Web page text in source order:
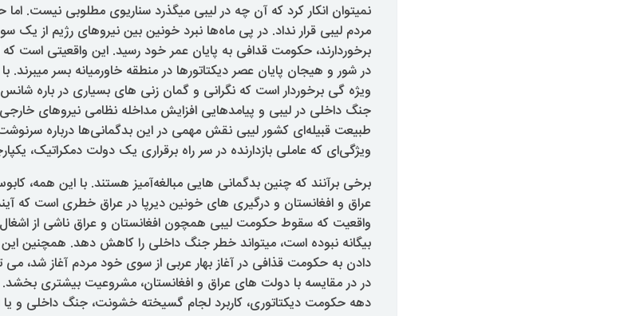
نمیتوان انکار کرد که آن چه در لیبی میگذرد سناریوی مطلوبی نیست.
مردم لیبی قرار نداد. در پی ماه‌ها نبرد خونین بین نیروهای رژیم از یک سو
برخوردارند، حکومت قدافی به پایان عمر خود رسید. این واقعیتی است
در شور و هیجان پایان عصر دیکتاتورها در منطقه خاورمیانه بسر میبرند.
ویژه گی برخوردار است که نگرانی و گمان زنی های بسیاری در باره
جنگ داخلی در لیبی و پیامدهایی افزایش مداخله نظامی نیروهای خارجی
طبیعت قبیله‌ای کشور لیبی نقش مهمی در این بدگمانی‌ها درباره
ویژگی‌ای که عاملی بازدارنده در سر راه برقراری یک دولت دمکراتیک،
برخی برآنند که چنین بدگمانی هایی مبالغه‌آمیز هستند. با این همه،
عراق و افغانستان و درگیری های خونین دیرپا در عراق خطری است که
واقعیت که سقوط حکومت لیبی همچون افغانستان و عراق ناشی از
بیگانه نبوده است، میتواند خطر جنگ داخلی را کاهش دهد. همچنین این
دادن به حکومت قذافی در آغاز بهار عربی از سوی خود مردم آغاز شد،
دهه حکومت دیکتاتوری، کاربرد لجام گسیخته خشونت، جنگ داخلی و یا